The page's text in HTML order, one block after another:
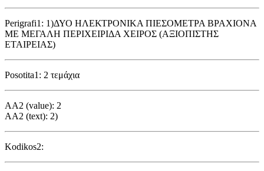
Perigrafi1: 1)ΔΥΟ ΗΛΕΚΤΡΟΝΙΚΑ ΠΙΕΣΟΜΕΤΡΑ ΒΡΑΧΙΟΝΑ
ΜΕ ΜΕΓΑΛΗ ΠΕΡΙΧΕΙΡΙΔΑ ΧΕΙΡΟΣ (ΑΞΙΟΠΙΣΤΗΣ
ΕΤΑΙΡΕΙΑΣ)
Posotita1: 2 τεμάχια
AA2 (value): 2
AA2 (text): 2)
Kodikos2: